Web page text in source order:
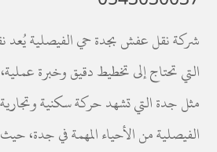
شركة نقل عفش بجدة حي الفيصلية يُعد
التي تحتاج إلى تخطيط دقيق وخبرة
مثل جدة التي تشهد حركة سكنية
الفيصلية من الأحياء المهمة في جدة،